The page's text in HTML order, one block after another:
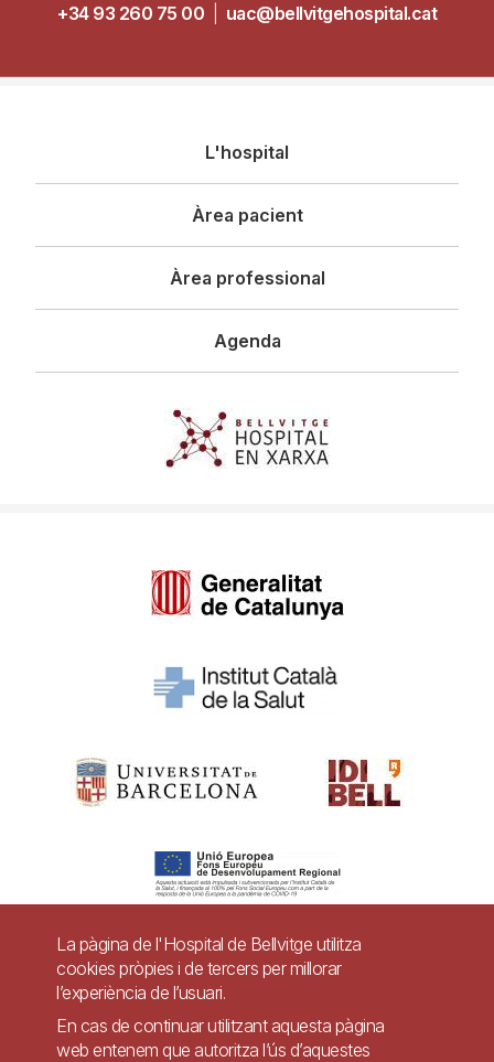
+34 93 260 75 00
uac@bellvitgehospital.cat
principal
L'hospital
Àrea pacient
Àrea professional
Agenda
Pie
Contacte
Accessibilitat Avís legal Ajuda
La pàgina de l'Hospital de Bellvitge utilitza
cookies pròpies i de tercers per millorar
l’experiència de l’usuari.
En cas de continuar utilitzant aquesta pàgina
web entenem que autoritza l’ús d’aquestes